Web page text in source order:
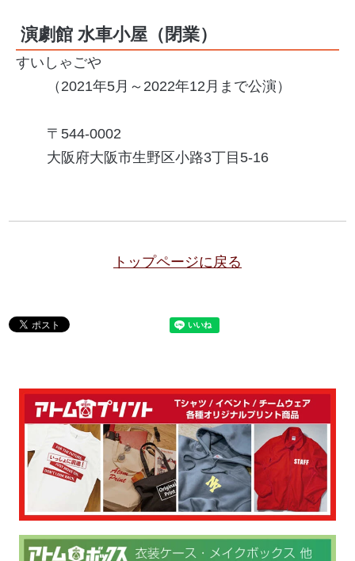
演劇館 水車小屋 （閉業）
すいしゃごや
（2021年5月～2022年12月まで公演）
544-0002
大阪府大阪市生野区小路3丁目5-16
トップページに戻る